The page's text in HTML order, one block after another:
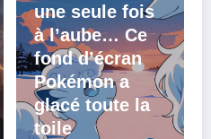
une seule fois
à l’aube… Ce
fond d’écran
Pokémon a
glacé toute la
toile